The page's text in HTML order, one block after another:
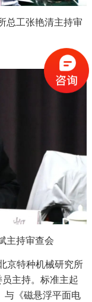
总工张艳清主持审
主持审查会
京特种机械研究所
主持。标准主起
与《磁悬浮平面电